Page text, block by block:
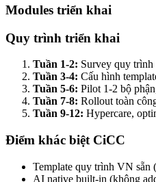
Modules triển khai
Quy trình triển khai
Tuần 1-2: Survey quy trình
Tuần 3-4: Cấu hình
Tuần 5-6: Pilot 1-2 bộ
Tuần 7-8: Rollout toàn
Tuần 9-12: Hypercare,
Điểm khác biệt CiCC
Template quy trình VN sẵn
AI native built-in (không